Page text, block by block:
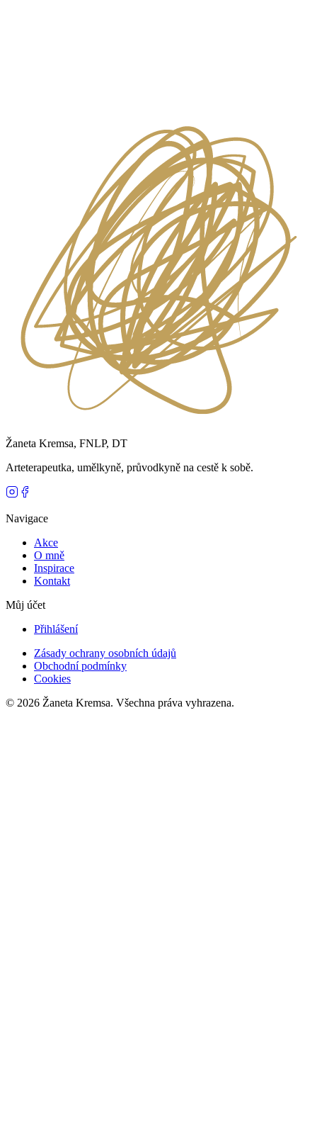
Žaneta Kremsa, FNLP, DT
Arteterapeutka, umělkyně, průvodkyně na cestě k sobě.
Navigace
Akce
O mně
Inspirace
Kontakt
Můj účet
Přihlášení
Zásady ochrany osobních údajů
Obchodní podmínky
Cookies
© 2026 Žaneta Kremsa. Všechna práva vyhrazena.